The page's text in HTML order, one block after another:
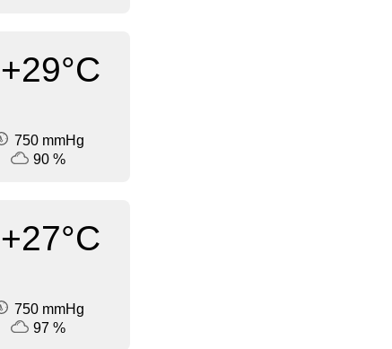
+29°C
750 mmHg
90 %
+27°C
750 mmHg
97 %